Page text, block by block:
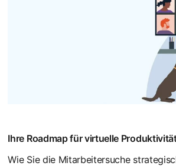
Ihre Roadmap für virtuelle
Wie Sie die Mitarbeitersuche